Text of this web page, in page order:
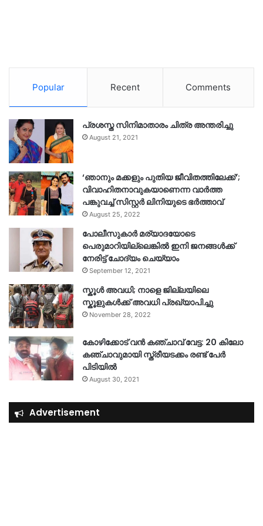
Popular Recent Comments
പ്രശസ്ത സിനിമാതാരം ചിത്ര അന്തരിച്ചു
August 21, 2021
‘ഞാനും മക്കളും പുതിയ ജീവിതത്തിലേക്ക്’;
വിവാഹിതനാവുകയാണെന്ന വാർത്ത
പങ്കുവച്ച് സിസ്റ്റർ ലിനിയുടെ ഭർത്താവ്
August 25, 2022
പോലീസുകാര്‍ മര്യാദയോടെ
പെരുമാറിയില്ലെങ്കില്‍ ഇനി ജനങ്ങള്‍ക്ക്
നേരിട്ട് ചോദ്യം ചെയ്യാം
September 12, 2021
സ്കൂൾ അവധി; നാളെ ജില്ലയിലെ
സ്കൂളുകൾക്ക് അവധി പ്രഖ്യാപിച്ചു
November 28, 2022
കോഴിക്കോട് വൻ കഞ്ചാവ് വേട്ട: 20 കിലോ
കഞ്ചാവുമായി സ്ത്രീയടക്കം രണ്ട് പേർ
പിടിയിൽ
August 30, 2021
Advertisement